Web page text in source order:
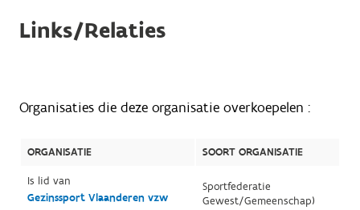
Links/Relaties
Organisaties die deze organisatie overkoepelen :
ORGANISATIE
SOORT ORGANISATIE
Is lid van
Gezinssport Vlaanderen vzw
Sportfederatie
Gewest/Gemeenschap)